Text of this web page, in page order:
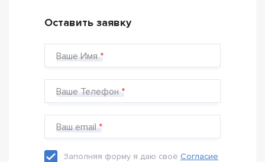
Оставить заявку
Ваше Имя
Ваше Телефон
Ваш email
Заполняя форму я даю своё Согласие